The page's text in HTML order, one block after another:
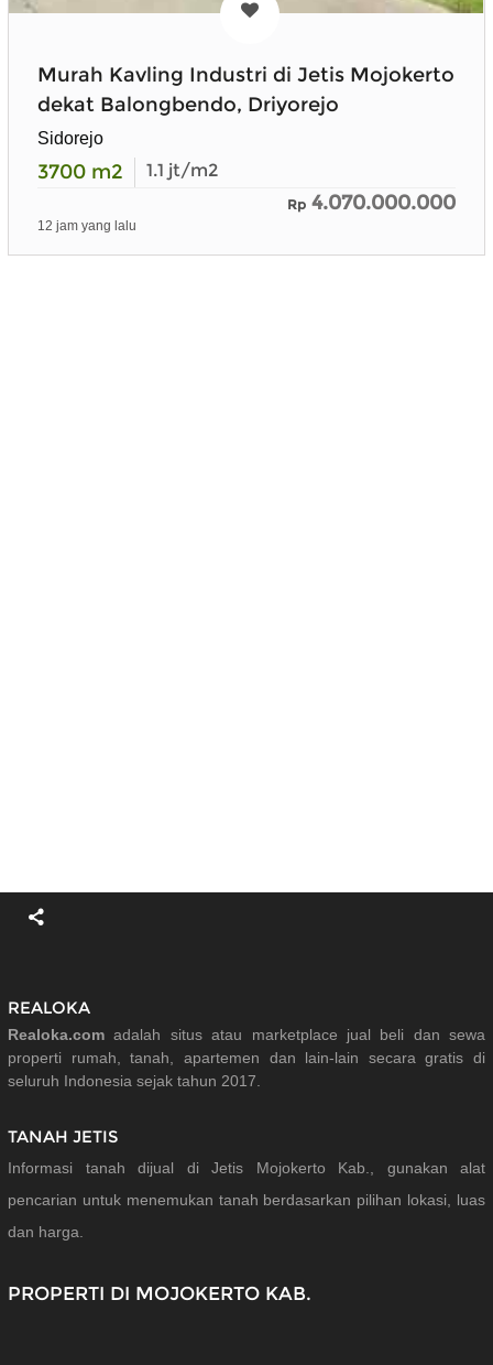
Murah Kavling Industri di Jetis Mojokerto
dekat Balongbendo, Driyorejo
Sidorejo
3700 m2 1.1 jt/m2
Rp 4.070.000.000
12 jam yang lalu
REALOKA
Realoka.com adalah situs atau marketplace jual beli dan sewa
properti rumah, tanah, apartemen dan lain-lain secara gratis di
seluruh Indonesia sejak tahun 2017.
TANAH JETIS
Informasi tanah dijual di Jetis Mojokerto Kab., gunakan alat
pencarian untuk menemukan tanah berdasarkan pilihan lokasi, luas
dan harga.
PROPERTI DI MOJOKERTO KAB.